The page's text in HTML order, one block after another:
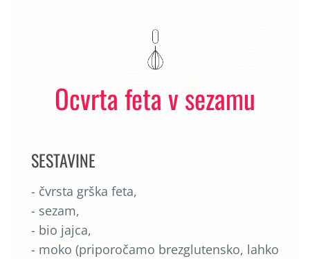
Ocvrta feta v sezamu
SESTAVINE
- čvrsta grška feta,
- sezam,
- bio jajca,
- moko (priporočamo brezglutensko, lahko